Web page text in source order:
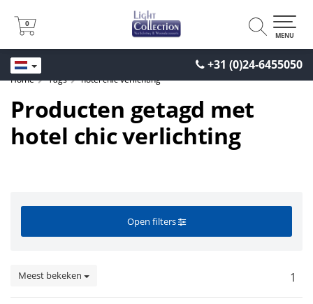
+31 (0)24-6455050
0
0
MENU
Home Tags hotel chic verlichting
Producten getagd met
hotel chic verlichting
Open filters
Meest bekeken 1